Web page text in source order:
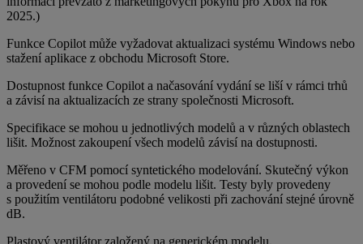
2025.)
Funkce Copilot může vyžadovat aktualizaci systému Windows nebo
stažení aplikace z obchodu Microsoft Store.
Dostupnost funkce Copilot a načasování vydání se liší v rámci trhů
a závisí na aktualizacích ze strany společnosti Microsoft.
Specifikace se mohou u jednotlivých modelů a v různých oblastech
lišit. Možnost zakoupení všech modelů závisí na dostupnosti.
Měřeno v CFM pomocí syntetického modelování. Skutečný výkon
a provedení se mohou podle modelu lišit. Testy byly provedeny
s použitím ventilátoru podobné velikosti při zachování stejné úrovně
dB.
Plastový ventilátor založený na generickém modelu.